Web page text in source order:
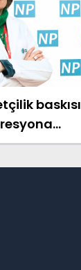
baskısı